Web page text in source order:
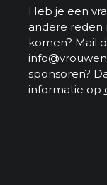
Heb je een
andere reden
komen? Mail
sponsoren?
informatie op